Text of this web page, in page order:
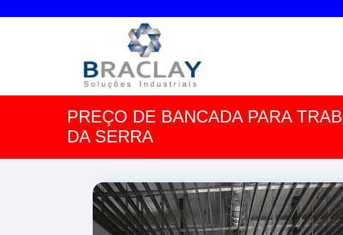
PREÇO DE BANCADA PARA
DA SERRA